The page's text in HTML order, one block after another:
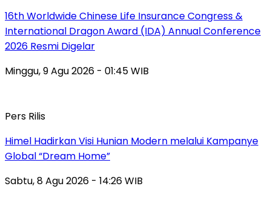
16th Worldwide Chinese Life Insurance Congress &
International Dragon Award (IDA) Annual Conference
2026 Resmi Digelar
Minggu, 9 Agu 2026 - 01:45 WIB
Pers Rilis
Himel Hadirkan Visi Hunian Modern melalui Kampanye
Global “Dream Home”
Sabtu, 8 Agu 2026 - 14:26 WIB